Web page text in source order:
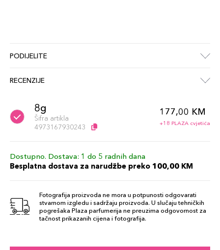
PODIJELITE
RECENZIJE
8g
Šifra artikla
4973167930243
177,00 KM
+18 PLAZA cvjetića
Dostupno. Dostava: 1 do 5 radnih dana
Besplatna dostava za narudžbe preko 100,00 KM
Fotografija proizvoda ne mora u potpunosti odgovarati
stvarnom izgledu i sadržaju proizvoda. U slučaju tehničkih
pogrešaka Plaza parfumerija ne preuzima odgovornost za
tačnost prikazanih cijena i fotografija.